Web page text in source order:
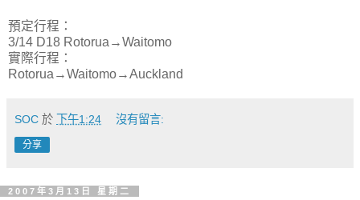
預定行程：
3/14 D18 Rotorua→Waitomo
實際行程：
Rotorua→Waitomo→Auckland
SOC 於 下午1:24 沒有留言:
分享
2007年3月13日 星期二